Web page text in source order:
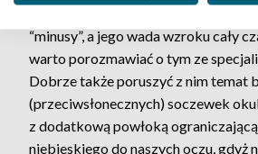
“minusy”, a jego wada wzroku cały
warto porozmawiać o tym ze
Dobrze także poruszyć z nim temat
(przeciwsłonecznych) soczewek
z dodatkową powłoką
niebieskiego do naszych oczu, gdyż